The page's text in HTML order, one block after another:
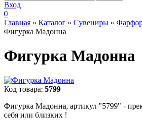
Вход
0
Главная » Каталог » Сувениры »
Фигурка Мадонна
Фигурка Мадонна
Код товара: 5799
Фигурка Мадонна, артикул "5799" -
себя или близких !